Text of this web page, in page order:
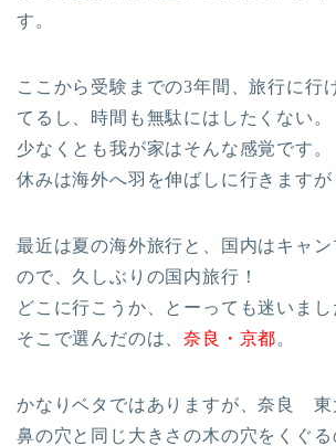
す。
ここから受験までの3年間、旅行に行
てるし、時間も無駄にはしたくない。
少なくとも我が家はそんな感覚です
休みは海外へ羽を伸ばしに行きますが
最近は夏の海外旅行と、国内はキャン
ので、久しぶりの国内旅行！
どこに行こうか、とーっても迷いまし
そこで選んだのは、奈良・京都。
かなりベタではありますが、奈良 東
鼻の穴と同じ大きさの木の穴をくぐる